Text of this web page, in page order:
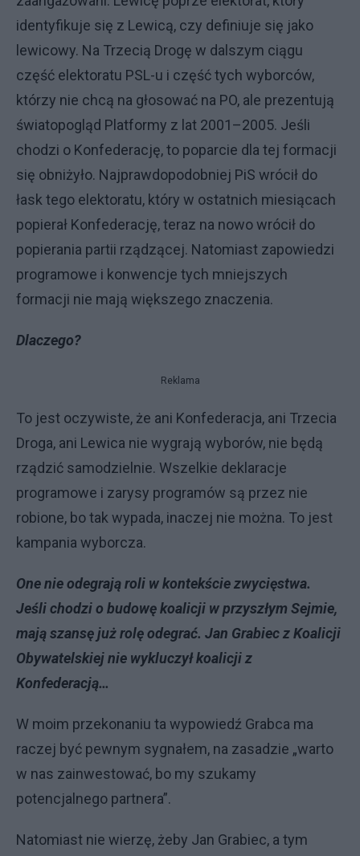
identyfikuje się z Lewicą, czy definiuje się jako
lewicowy. Na Trzecią Drogę w dalszym ciągu
część elektoratu PSL-u i część tych wyborców,
którzy nie chcą na głosować na PO, ale prezentują
światopogląd Platformy z lat 2001–2005. Jeśli
chodzi o Konfederację, to poparcie dla tej formacji
się obniżyło. Najprawdopodobniej PiS wrócił do
łask tego elektoratu, który w ostatnich miesiącach
popierał Konfederację, teraz na nowo wrócił do
popierania partii rządzącej. Natomiast zapowiedzi
programowe i konwencje tych mniejszych
formacji nie mają większego znaczenia.
Dlaczego?
Reklama
To jest oczywiste, że ani Konfederacja, ani Trzecia
Droga, ani Lewica nie wygrają wyborów, nie będą
rządzić samodzielnie. Wszelkie deklaracje
programowe i zarysy programów są przez nie
robione, bo tak wypada, inaczej nie można. To jest
kampania wyborcza.
One nie odegrają roli w kontekście zwycięstwa.
Jeśli chodzi o budowę koalicji w przyszłym Sejmie,
mają szansę już rolę odegrać. Jan Grabiec z Koalicji
Obywatelskiej nie wykluczył koalicji z
Konfederacją…
W moim przekonaniu ta wypowiedź Grabca ma
raczej być pewnym sygnałem, na zasadzie „warto
w nas zainwestować, bo my szukamy
potencjalnego partnera”.
Natomiast nie wierzę, żeby Jan Grabiec, a tym